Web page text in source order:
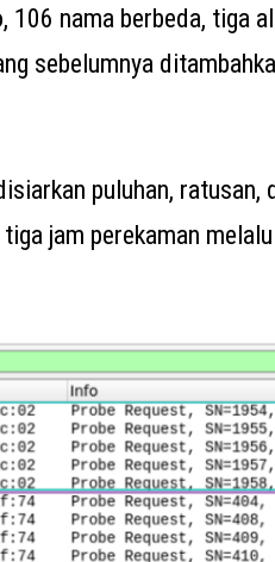
106 nama berbeda, tiga
sebelumnya
puluhan, ratusan,
jam perekaman